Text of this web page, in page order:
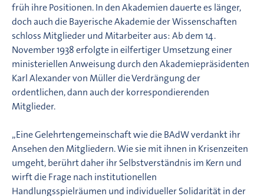
früh ihre Positionen. In den Akademien dauerte es länger,
doch auch die Bayerische Akademie der Wissenschaften
schloss Mitglieder und Mitarbeiter aus: Ab dem 14.
November 1938 erfolgte in eilfertiger Umsetzung einer
ministeriellen Anweisung durch den Akademiepräsidenten
Karl Alexander von Müller die Verdrängung der
ordentlichen, dann auch der korrespondierenden
Mitglieder.
„Eine Gelehrtengemeinschaft wie die BAdW verdankt ihr
Ansehen den Mitgliedern. Wie sie mit ihnen in Krisenzeiten
umgeht, berührt daher ihr Selbstverständnis im Kern und
wirft die Frage nach institutionellen
Handlungsspielräumen und individueller Solidarität in der